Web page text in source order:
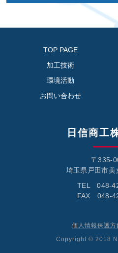
TOP PAGE
加工技術
環境活動
お問い合わせ
日信商工
〒335-
埼玉県戸田市美
TEL 048-
FAX 048-
個人情報保護方
Copyright © 2018